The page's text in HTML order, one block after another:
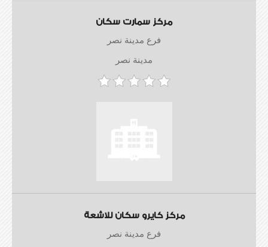
مركز سمارت سكان
فرع مدينة نصر
مدينة نصر
مركز كايرو سكان للاشعة
فرع مدينة نصر